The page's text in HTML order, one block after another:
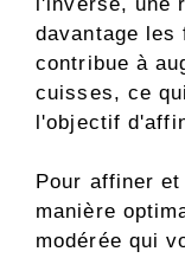
davantage
contribue à
cuisses, ce
l'objectif
Pour affiner
manière
modérée qui